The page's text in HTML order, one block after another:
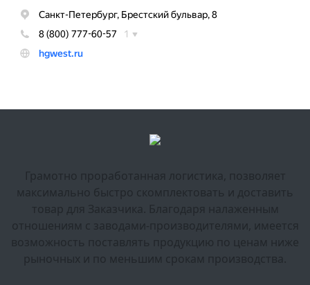
Грамотно проработанная логистика, позволяет
максимально быстро скомплектовать и доставить
товар для Заказчика. Благодаря налаженным
отношениям с заводами-производителями, имеется
возможность поставлять продукцию по ценам ниже
рыночных и по меньшим срокам производства.